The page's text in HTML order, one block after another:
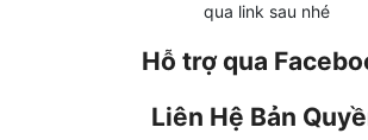
qua link sau nhé
Hỗ trợ qua
Liên Hệ Bản